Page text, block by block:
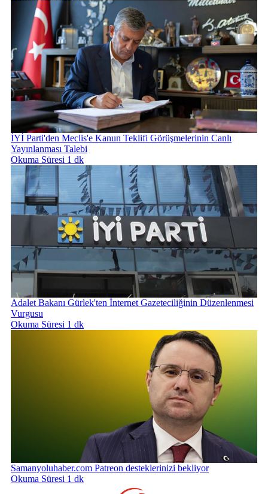
İYİ Parti'den Meclis'e Kanun Teklifi Görüşmelerinin Canlı
Yayınlanması Talebi
Okuma Süresi 1 dk
Adalet Bakanı Gürlek'ten İnternet Gazeteciliğinin Düzenlenmesi
Vurgusu
Okuma Süresi 1 dk
Samanyoluhaber.com Patreon desteklerinizi bekliyor
Okuma Süresi 1 dk